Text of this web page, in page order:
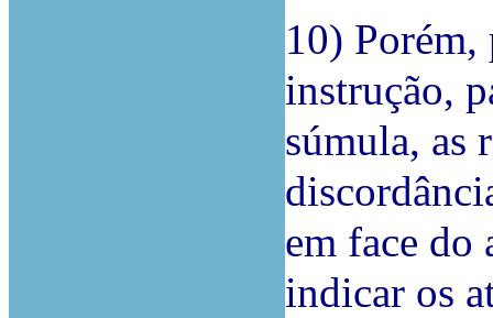
10) Porém,
instrução,
súmula, as
em face
indicar os